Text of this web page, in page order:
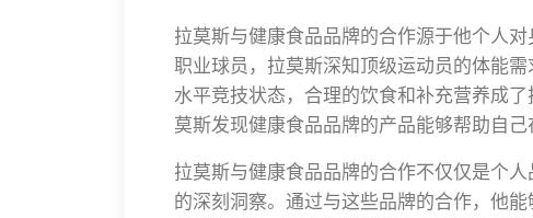
拉莫斯与健康食品品牌的合作源于他个人
职业球员，拉莫斯深知顶级运动员的体能
水平竞技状态，合理的饮食和补充营养成
莫斯发现健康食品品牌的产品能够帮助自
拉莫斯与健康食品品牌的合作不仅仅是个
的深刻洞察。通过与这些品牌的合作，他